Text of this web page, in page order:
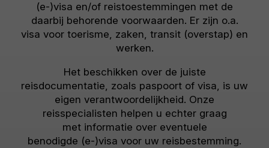
(e-)visa en/of reistoestemmingen met de
daarbij behorende voorwaarden. Er zijn o.a.
visa voor toerisme, zaken, transit (overstap) en
werken.
Het beschikken over de juiste
reisdocumentatie, zoals paspoort of visa, is uw
eigen verantwoordelijkheid. Onze
reisspecialisten helpen u echter graag
met informatie over eventuele
benodigde (e-)visa voor uw reisbestemming.